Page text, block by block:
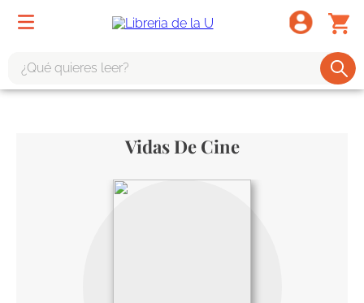
Vidas De Cine
harry potter